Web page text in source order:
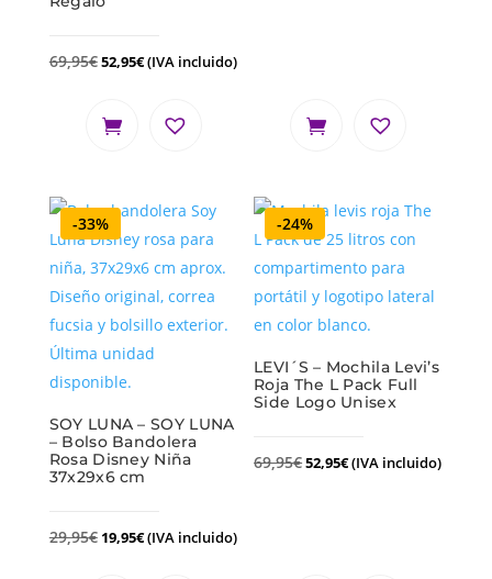
69,95€52,95€(IVA incluido)
-33%
SOY LUNA – SOY LUNA
– Bolso Bandolera
Rosa Disney Niña
37x29x6 cm
29,95€ 19,95€(IVA incluido)
-24%
LEVI´S – Mochila Levi’s
Roja The L Pack Full
Side Logo Unisex
69,95€52,95€(IVA incluido)